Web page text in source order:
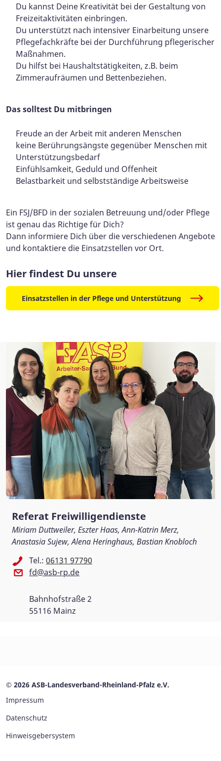
Du kannst Deine Kreativität bei der Gestaltung von
Freizeitaktivitäten einbringen.
Du unterstützt nach intensiver Einarbeitung unsere
Pflegefachkräfte bei der Durchführung pflegerischer
Maßnahmen.
Du hilfst bei Haushaltstätigkeiten, z.B. beim
Zimmeraufräumen und Bettenbeziehen.
Das solltest Du mitbringen
Freude an der Arbeit mit anderen Menschen
keine Berührungsängste gegenüber Menschen mit
Unterstützungsbedarf
Einfühlsamkeit, Geduld und Offenheit
Belastbarkeit und selbstständige Arbeitsweise
Ein FSJ/BFD in der sozialen Betreuung und/oder Pflege
ist genau das Richtige für Dich?
Dann informiere Dich über die verschiedenen Angebote
und kontaktiere die Einsatzstellen vor Ort.
Hier findest Du unsere
Einsatzstellen in der Pflege und Unterstützung
Referat Freiwilligendienste
Miriam Duttweiler, Eszter Haas, Ann-Katrin Merz,
Anastasia Sujew, Alena Heringhaus, Bastian Knobloch
Tel.: 06131 97790
fd@asb-rp.de
Bahnhofstraße 2
55116 Mainz
© 2026 ASB-Landesverband-Rheinland-Pfalz e.V.
Impressum
Datenschutz
Hinweisgebersystem